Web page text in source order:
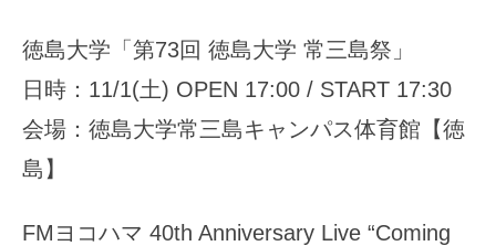
徳島大学「第73回 徳島大学 常三島祭」
日時：11/1(土) OPEN 17:00 / START 17:30
会場：徳島大学常三島キャンパス体育館【徳
島】
FMヨコハマ 40th Anniversary Live “Coming